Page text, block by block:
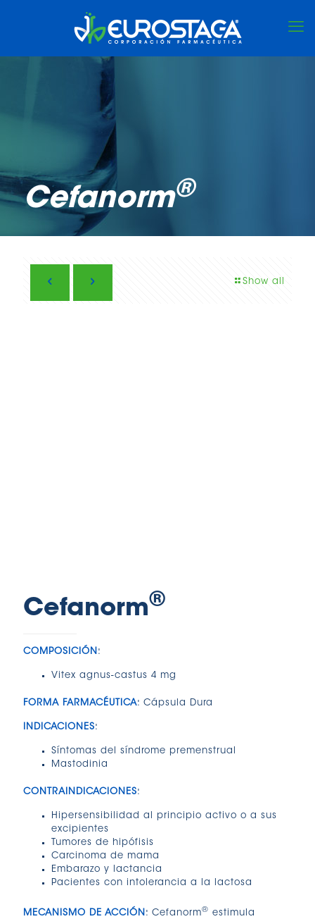
Cefanorm®
Show all
Cefanorm®
COMPOSICIÓN :
Vitex agnus-castus 4 mg
FORMA FARMACÉUTICA: Cápsula Dura
INDICACIONES:
Síntomas del síndrome premenstrual
Mastodinia
CONTRAINDICACIONES:
Hipersensibilidad al principio activo o a sus
excipientes
Tumores de hipófisis
Carcinoma de mama
Embarazo y lactancia
Pacientes con intolerancia a la lactosa
MECANISMO DE ACCIÓN : Cefanorm® estimula